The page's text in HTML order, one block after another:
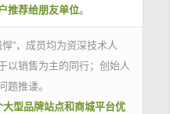
推荐给朋友单位。
”，成员均为资深技术人
以销售为主的同行；创始人
题推诿。
型品牌站点和商城平台优